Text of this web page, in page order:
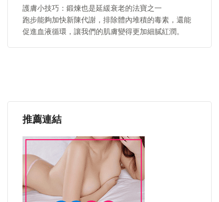
護膚小技巧：鍛煉也是延緩衰老的法寶之一
跑步能夠加快新陳代謝，排除體內堆積的毒素，還能
促進血液循環，讓我們的肌膚變得更加細膩紅潤。
推薦連結